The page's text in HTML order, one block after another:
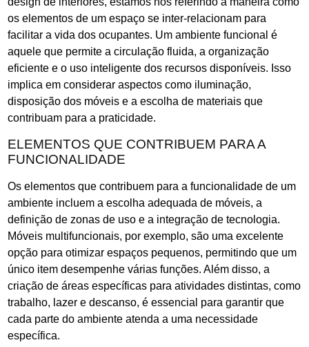
os elementos de um espaço se inter-relacionam para
facilitar a vida dos ocupantes. Um ambiente funcional é
aquele que permite a circulação fluida, a organização
eficiente e o uso inteligente dos recursos disponíveis. Isso
implica em considerar aspectos como iluminação,
disposição dos móveis e a escolha de materiais que
contribuam para a praticidade.
ELEMENTOS QUE CONTRIBUEM PARA A
FUNCIONALIDADE
Os elementos que contribuem para a funcionalidade de um
ambiente incluem a escolha adequada de móveis, a
definição de zonas de uso e a integração de tecnologia.
Móveis multifuncionais, por exemplo, são uma excelente
opção para otimizar espaços pequenos, permitindo que um
único item desempenhe várias funções. Além disso, a
criação de áreas específicas para atividades distintas, como
trabalho, lazer e descanso, é essencial para garantir que
cada parte do ambiente atenda a uma necessidade
específica.